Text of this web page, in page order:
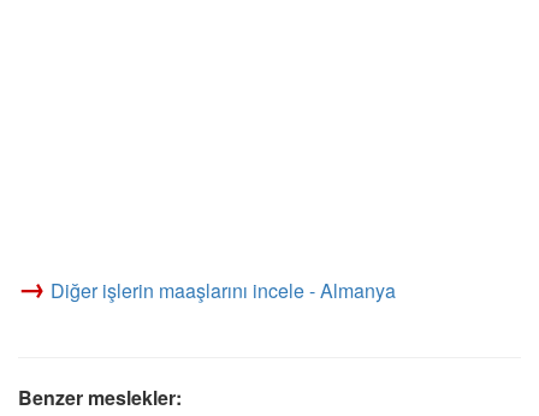
→ Diğer işlerin maaşlarını incele - Almanya
Benzer meslekler: